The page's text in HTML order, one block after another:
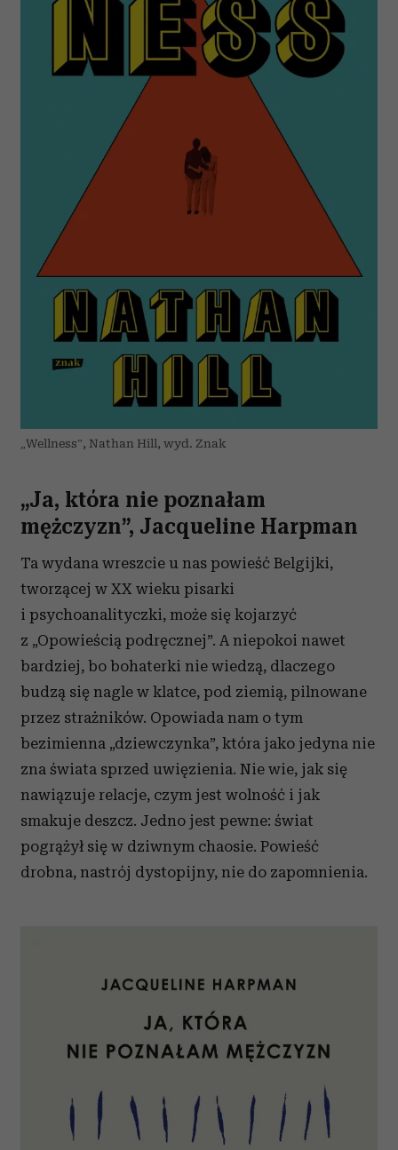
„Wellness”, Nathan Hill, wyd. Znak
„Ja, która nie poznałam
mężczyzn”, Jacqueline Harpman
Ta wydana wreszcie u nas powieść Belgijki,
tworzącej w XX wieku pisarki
i psychoanalityczki, może się kojarzyć
z „Opowieścią podręcznej”. A niepokoi nawet
bardziej, bo bohaterki nie wiedzą, dlaczego
budzą się nagle w klatce, pod ziemią, pilnowane
przez strażników. Opowiada nam o tym
bezimienna „dziewczynka”, która jako jedyna nie
zna świata sprzed uwięzienia. Nie wie, jak się
nawiązuje relacje, czym jest wolność i jak
smakuje deszcz. Jedno jest pewne: świat
pogrążył się w dziwnym chaosie. Powieść
drobna, nastrój dystopijny, nie do zapomnienia.